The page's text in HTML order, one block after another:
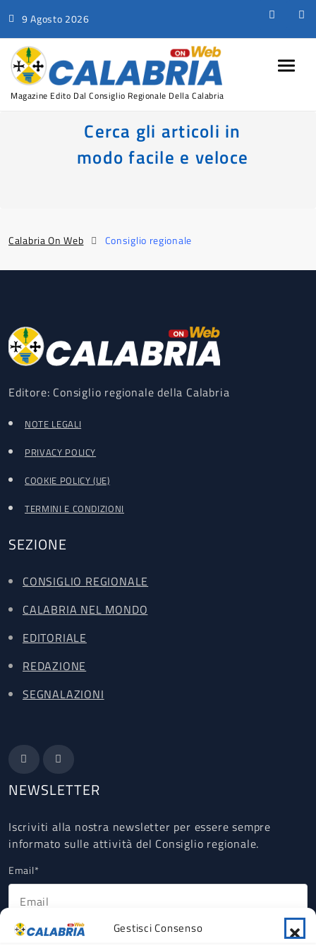
Gestisci Consenso
9 Agosto 2026
Magazine Edito Dal Consiglio Regionale Della Calabria
Cerca gli articoli in
modo facile e veloce
Calabria On Web Consiglio regionale
Editore: Consiglio regionale della Calabria
NOTE LEGALI
PRIVACY POLICY
COOKIE POLICY (UE)
TERMINI E CONDIZIONI
SEZIONE
CONSIGLIO REGIONALE
CALABRIA NEL MONDO
EDITORIALE
REDAZIONE
SEGNALAZIONI
NEWSLETTER
Iscriviti alla nostra newsletter per essere sempre
informato sulle attività del Consiglio regionale.
Email*
Ho letto, compreso e accettato la Privacy Policy riguardante il